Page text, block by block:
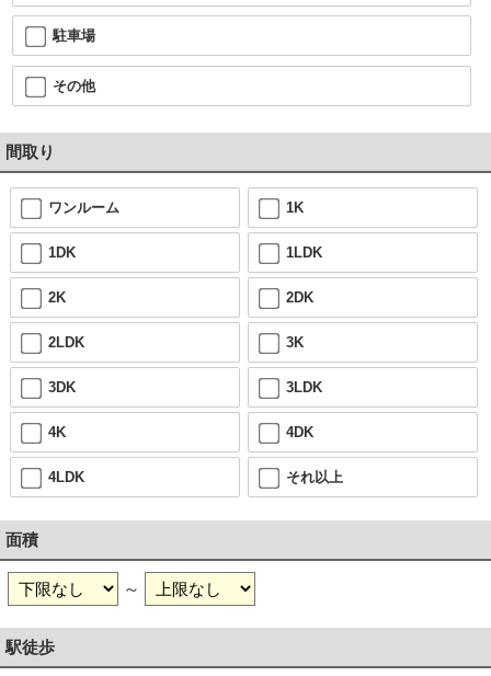
駐車場
その他
間取り
ワンルーム 1K
1DK 1LDK
2K 2DK
2LDK 3K
3DK 3LDK
4K 4DK
4LDK それ以上
面積
～
駅徒歩